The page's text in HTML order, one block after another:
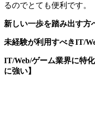
るのでとても便利です。
新しい一歩を踏み出す方
未経験が利用すべきIT/
IT/Web/ゲーム業界に特
に強い】